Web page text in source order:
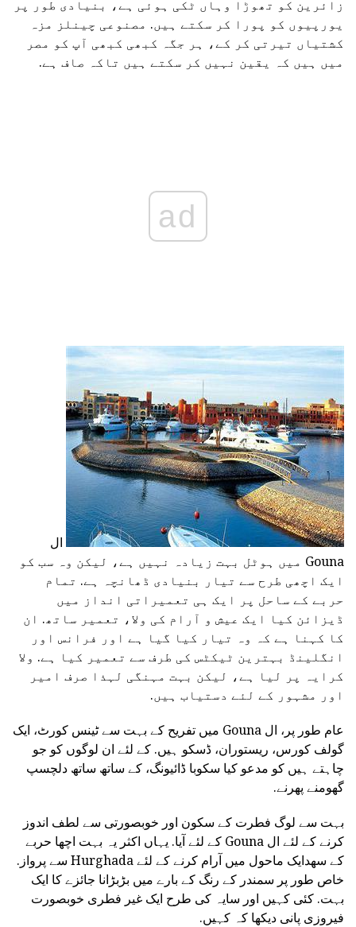
زائرین کو تھوڑا وہاں ٹکی ہوئی ہے، بنیادی طور پر
یورپیوں کو پورا کر سکتے ہیں. مصنوعی چینلز مزہ
کشتیاں تیرتی کر کے، ہر جگہ کبھی کبھی آپ کو مصر
میں ہیں کہ یقین نہیں کر سکتے ہیں تاکہ صاف ہے.
ad
ال
Gouna میں ہوٹل بہت زیادہ نہیں ہے، لیکن وہ سب کو
ایک اچھی طرح سے تیار بنیادی ڈھانچہ ہے. تمام
حربے کے ساحل پر ایک ہی تعمیراتی انداز میں
ڈیزائن کیا ایک عیش و آرام کی ولا، تعمیر ساتھ. ان
کا کہنا ہے کہ وہ تیار کیا گیا ہے اور فرانس اور
انگلینڈ بہترین ٹیکٹس کی طرف سے تعمیر کیا ہے. ولا
کرایہ پر لیا ہے، لیکن بہت مہنگی لہذا صرف امیر
اور مشہور کے لئے دستیاب ہیں.
عام طور پر، ال Gouna میں تفریح کے بہت سے ٹینس کورٹ، ایک
گولف کورس، ریستوران، ڈسکو ہیں. کے لئے ان لوگوں کو جو
چاہتے ہیں کو مدعو کیا سکوبا ڈائیونگ، کے ساتھ ساتھ دلچسپ
گھومنے پھرنے.
بہت سے لوگ فطرت کے سکون اور خوبصورتی سے لطف اندوز
کرنے کے لئے ال Gouna کے لئے آیا. یہاں اکثر یہ بہت اچھا حربے
کے سھدایک ماحول میں آرام کرنے کے لئے Hurghada سے پرواز.
خاص طور پر سمندر کے رنگ کے بارے میں بڑبڑانا جائزے کا ایک
بہت. کئی کہیں اور سایہ کی طرح ایک غیر فطری خوبصورت
فیروزی پانی دیکھا کہ کہیں.